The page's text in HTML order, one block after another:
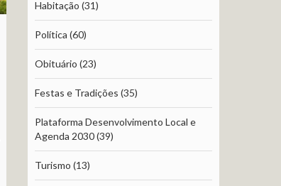
Habitação (31)
Política (60)
Obituário (23)
Festas e Tradições (35)
Plataforma Desenvolvimento Local e
Agenda 2030(39)
Turismo (13)